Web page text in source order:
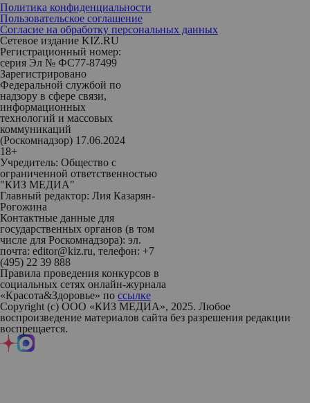
Политика конфиденциальности
Пользовательское соглашение
Согласие на обработку персональных данных
Сетевое издание KIZ.RU
Регистрационный номер:
серия Эл № ФС77-87499
Зарегистрировано
Федеральной службой по
надзору в сфере связи,
информационных
технологий и массовых
коммуникаций
(Роскомнадзор) 17.06.2024
18+
Учредитель: Общество с
ограниченной ответственностью
"КИЗ МЕДИА"
Главный редактор: Лия Казарян-
Рогожина
Контактные данные для
государственных органов (в том
числе для Роскомнадзора): эл.
почта: editor@kiz.ru, телефон: +7
(495) 22 39 888
Правила проведения конкурсов в
социальных сетях онлайн-журнала
«Красота&Здоровье» по ссылке
Copyright (с) ООО «КИЗ МЕДИА», 2025. Любое
воспроизведение материалов сайта без разрешения редакции
воспрещается.